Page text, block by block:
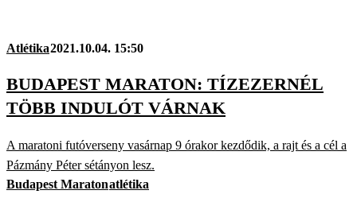
Atlétika2021.10.04. 15:50
BUDAPEST MARATON: TÍZEZERNÉL
TÖBB INDULÓT VÁRNAK
A maratoni futóverseny vasárnap 9 órakor kezdődik, a rajt és a cél a
Pázmány Péter sétányon lesz.
Budapest Maratonatlétika